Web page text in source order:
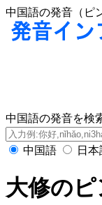
中国語の発音（ピ
中国語の発音を検
中国語 日本
大修のピ